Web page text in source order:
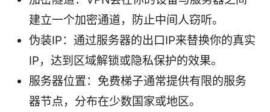
建立一个加密通道，防止中间人窃听。
伪装IP：通过服务器的出口IP来替换你的真实
IP，达到区域解锁或隐私保护的效果。
服务器位置：免费梯子通常提供有限的服务
器节点，分布在少数国家或地区。